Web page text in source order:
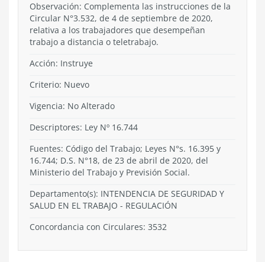
Observación: Complementa las instrucciones de la
Circular N°3.532, de 4 de septiembre de 2020,
relativa a los trabajadores que desempeñan
trabajo a distancia o teletrabajo.
Acción: Instruye
Criterio: Nuevo
Vigencia: No Alterado
Descriptores: Ley Nº 16.744
Fuentes: Código del Trabajo; Leyes N°s. 16.395 y
16.744; D.S. N°18, de 23 de abril de 2020, del
Ministerio del Trabajo y Previsión Social.
Departamento(s): INTENDENCIA DE SEGURIDAD Y
SALUD EN EL TRABAJO - REGULACIÓN
Concordancia con Circulares: 3532